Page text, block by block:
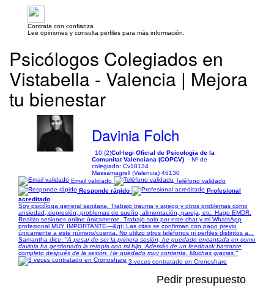
Contrata con confianza
Lee opiniones y consulta perfiles para más información.
Psicólogos Colegiados en
Vistabella - Valencia | Mejora
tu bienestar
Davinia Folch
10 (2)Col·legi Oficial de Psicologia de la
Comunitat Valenciana (COPCV) - Nº de
colegiado: Cv18134
Massamagrell (Valencia) 46130
Email validado
Teléfono validado
Responde rápido
Profesional
acreditado
Soy psicóloga general sanitaria. Trabajo trauma y apego y otros problemas como
ansiedad, depresión, problemas de sueño, alimentación, pareja, etc. Hago EMDR.
Realizo sesiones online únicamente. Trabajo solo por este chat y mi WhatsApp
profesional MUY IMPORTANTE—&gt; Las citas se confirman con pago previo
únicamente a este número/cuenta. No utilizo otros teléfonos ni perfiles distintos a...
Samantha dice: "A pesar de ser la primera sesión, he quedado encantada en como
davinia ha gestionado la terapia con mi hijo. Además de un feedback bastante
completo después de la sesión. He quedado muy contenta. Muchas gracias."
3 veces contratado en Cronoshare
Pedir presupuesto